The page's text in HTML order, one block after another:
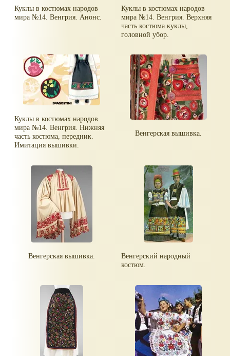
Куклы в костюмах народов
мира №14. Венгрия. Анонс.
Куклы в костюмах народов
мира №14. Венгрия. Верхняя
часть костюма куклы,
головной убор.
Куклы в костюмах народов
мира №14. Венгрия. Нижняя
часть костюма, передник.
Имитация вышивки.
Венгерская вышивка.
Венгерская вышивка.
Венгерский народный
костюм.